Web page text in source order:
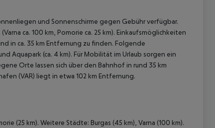
und Sonnenschirme gegen Gebühr verfügbar.
ca. 100 km, Pomorie ca. 25 km). Einkaufsmöglichkeiten
in ca. 35 km Entfernung zu finden. Folgende
Aquapark (ca. 4 km). Für Mobilität im Urlaub sorgen ein
Orte lassen sich über den Bahnhof in rund 35 km
(VAR) liegt in etwa 102 km Entfernung.
(25 km). Weitere Städte: Burgas (45 km), Varna (100 km).